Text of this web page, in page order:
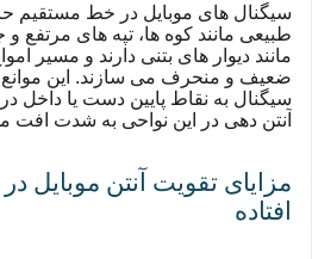
سیگنال های موبایل در خط مستقیم
طبیعی مانند کوه ها، تپه های مرتفع
مانند دیوار های بتنی دارند و مسیر
ضعیف و منحرف می سازند. این موانع
سیگنال به نقاط پایین دست یا داخل
آنتن دهی در این نواحی به شدت افت
مزایای تقویت آنتن موبایل
افتاده